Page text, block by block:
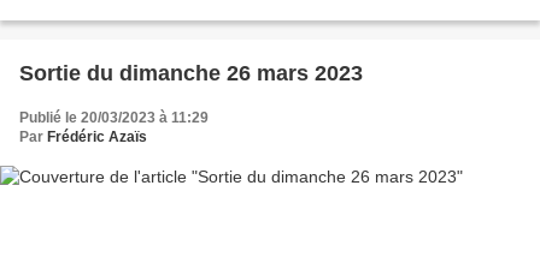
Sortie du dimanche 26 mars 2023
Publié le 20/03/2023 à 11:29
Par Frédéric Azaïs